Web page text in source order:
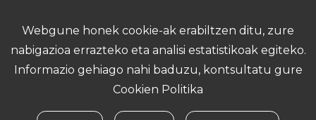
Pribatutasun politika
Webgune honek cookie-ak erabiltzen ditu, zure
nabigazioa errazteko eta analisi estatistikoak egiteko.
Informazio gehiago nahi baduzu, kontsultatu gure
Cookien Politika